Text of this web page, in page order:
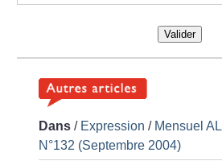
Valider
Dans / Expression / Mensuel AL
N°132 (Septembre 2004)